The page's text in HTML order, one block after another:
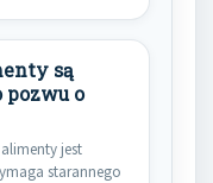
są
pozwu o
jest
starannego